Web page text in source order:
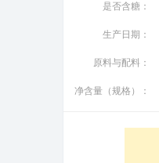
是否含糖：
生产日期：
原料与配料：
净含量（规格）：